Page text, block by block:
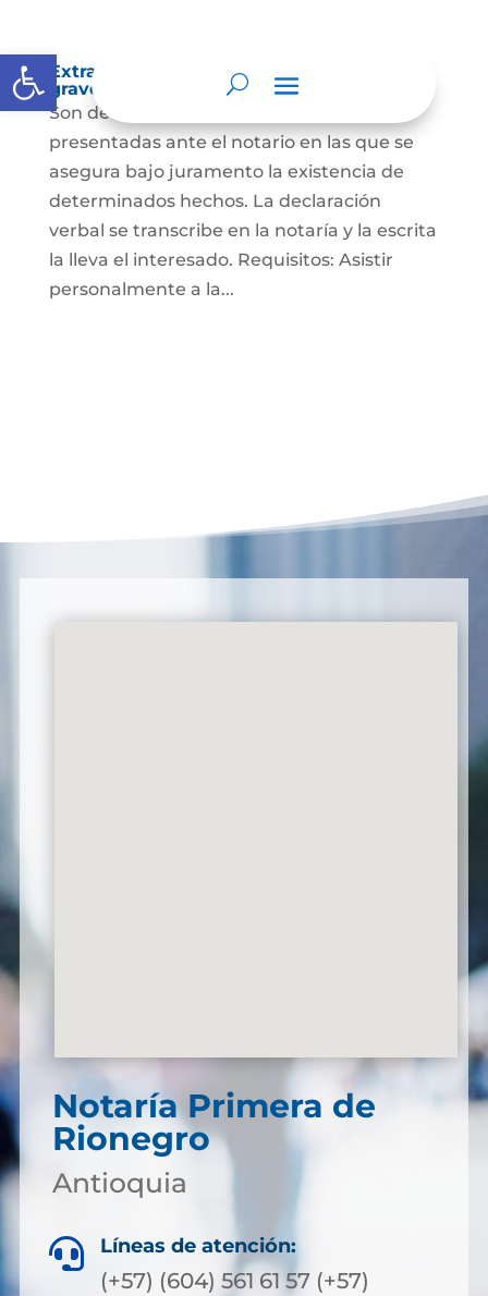
Abrir barra de herramientas
Extra-proceso o declaración bajo la
gravedad de juramento
Son declaraciones verbales o escritas
presentadas ante el notario en las que se
asegura bajo juramento la existencia de
determinados hechos. La declaración
verbal se transcribe en la notaría y la escrita
la lleva el interesado. Requisitos: Asistir
personalmente a la...
Notaría Primera de
Rionegro
Antioquia
 Líneas de atención:
(+57) (604) 561 61 57 (+57)